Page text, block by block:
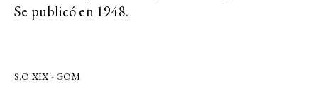
Se publicó en 1948.
S.O.XIX - GOM